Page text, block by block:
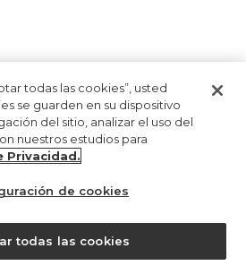
todas las cookies”, usted
se guarden en su dispositivo
del sitio, analizar el uso del
nuestros estudios para
Privacidad.
de cookies
todas las cookies